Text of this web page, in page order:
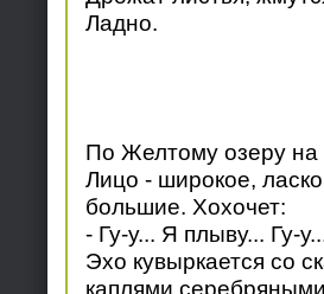
Ладно.
По Желтому озеру на
Лицо - широкое,
большие. Хохочет:
- Гу-у... Я плыву... Гу-
Эхо кувыркается со
каплями